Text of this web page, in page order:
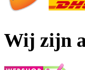
Wij zijn